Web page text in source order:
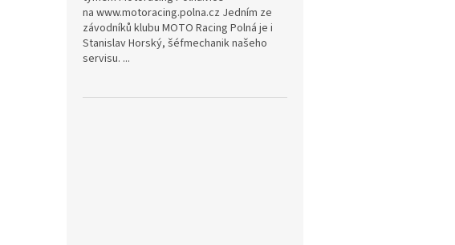
na www.motoracing.polna.cz Jedním ze
závodníků klubu MOTO Racing Polná je i
Stanislav Horský, šéfmechanik našeho
servisu. ...